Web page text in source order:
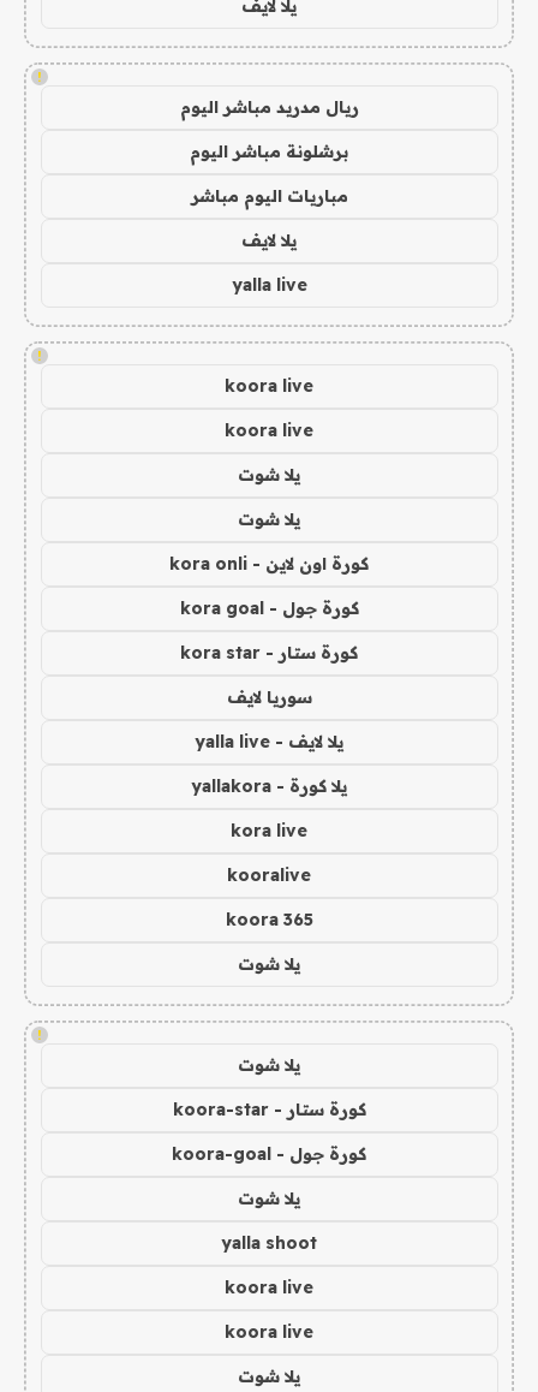
يلا لايف
!
ريال مدريد مباشر اليوم
برشلونة مباشر اليوم
مباريات اليوم مباشر
يلا لايف
yalla live
!
koora live
koora live
يلا شوت
يلا شوت
كورة اون لاين - kora onli
كورة جول - kora goal
كورة ستار - kora star
سوريا لايف
يلا لايف - yalla live
يلا كورة - yallakora
kora live
kooralive
koora 365
يلا شوت
!
يلا شوت
كورة ستار - koora-star
كورة جول - koora-goal
يلا شوت
yalla shoot
koora live
koora live
يلا شوت